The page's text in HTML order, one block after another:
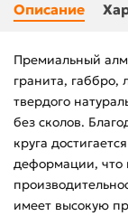
Описание
Премиальный
гранита, габбро,
твердого
без сколов.
круга
деформации, что
имеет высокую